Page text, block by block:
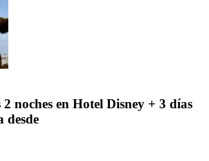
noches en Hotel Disney + 3 días
desde